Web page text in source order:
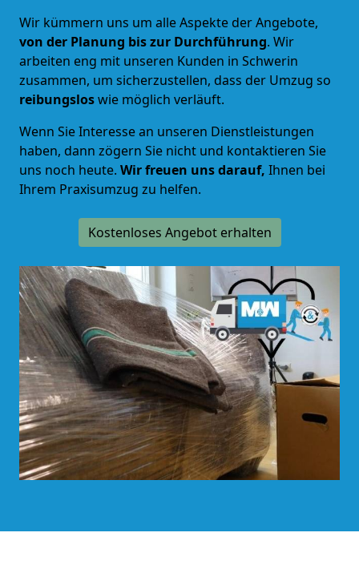
Wir kümmern uns um alle Aspekte der Angebote,
von der Planung bis zur Durchführung. Wir
arbeiten eng mit unseren Kunden in Schwerin
zusammen, um sicherzustellen, dass der Umzug so
reibungsloswie möglich verläuft.
Wenn Sie Interesse an unseren Dienstleistungen
haben, dann zögern Sie nicht und kontaktieren Sie
uns noch heute. Wir freuen uns darauf, Ihnen bei
Ihrem Praxisumzug zu helfen.
Kostenloses Angebot erhalten